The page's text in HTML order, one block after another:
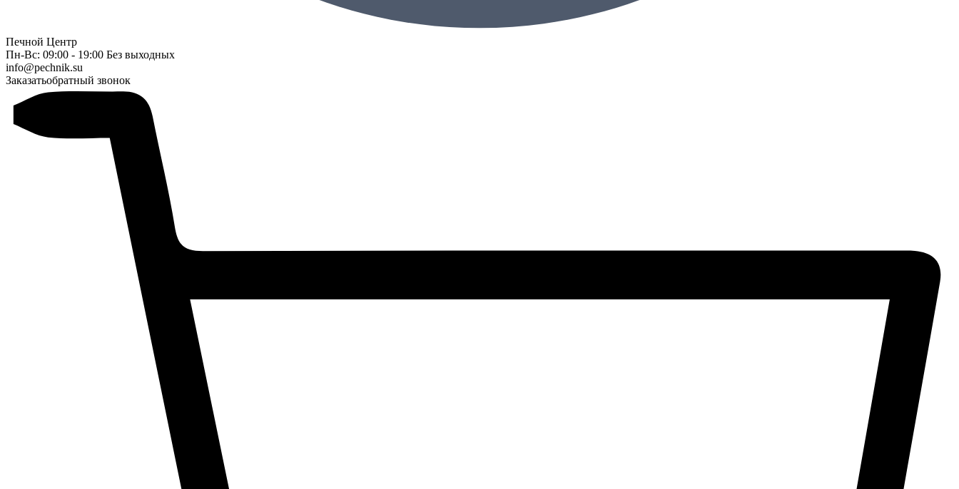
Печной Центр
Пн-Вс: 09:00 - 19:00 Без выходных
info@pechnik.su
Заказатьобратный звонок